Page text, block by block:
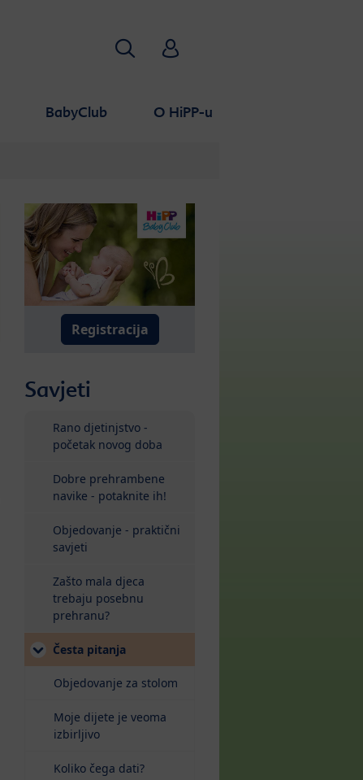
BabyClub O HiPP-u
Traži HiPP Babyclub
Registracija
Savjeti
Rano djetinjstvo -
početak novog doba
Dobre prehrambene
navike - potaknite ih!
Objedovanje - praktični
savjeti
Zašto mala djeca
trebaju posebnu
prehranu?
Česta pitanja(current)
Objedovanje za stolom
Moje dijete je veoma
izbirljivo
Koliko čega dati?